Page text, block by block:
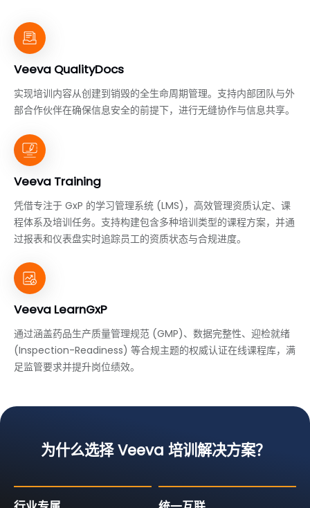
Veeva QualityDocs
实现培训内容从创建到销毁的全生命周期管理。支持内部团队与外
部合作伙伴在确保信息安全的前提下，进行无缝协作与信息共享。
Veeva Training
凭借专注于 GxP 的学习管理系统 (LMS)，高效管理资质认定、课
程体系及培训任务。支持构建包含多种培训类型的课程方案，并通
过报表和仪表盘实时追踪员工的资质状态与合规进度。
Veeva LearnGxP
通过涵盖药品生产质量管理规范 (GMP)、数据完整性、迎检就绪
(Inspection-Readiness) 等合规主题的权威认证在线课程库，满
足监管要求并提升岗位绩效。
为什么选择 Veeva 培训解决方案？